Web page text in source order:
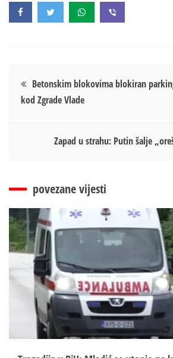
Кретање
чланка
Betonskim blokovima blokiran
kod Zgrade Vlade
Zapad u strahu: Putin šalje
povezane vijesti